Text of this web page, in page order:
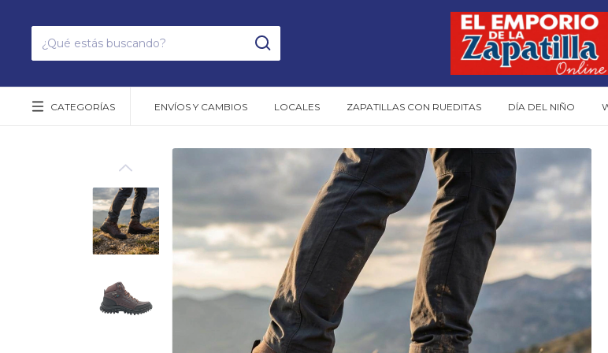
CATEGORÍAS ENVÍOS Y CAMBIOS LOCALES ZAPATILLAS CON RUEDITAS DÍA DEL NIÑO